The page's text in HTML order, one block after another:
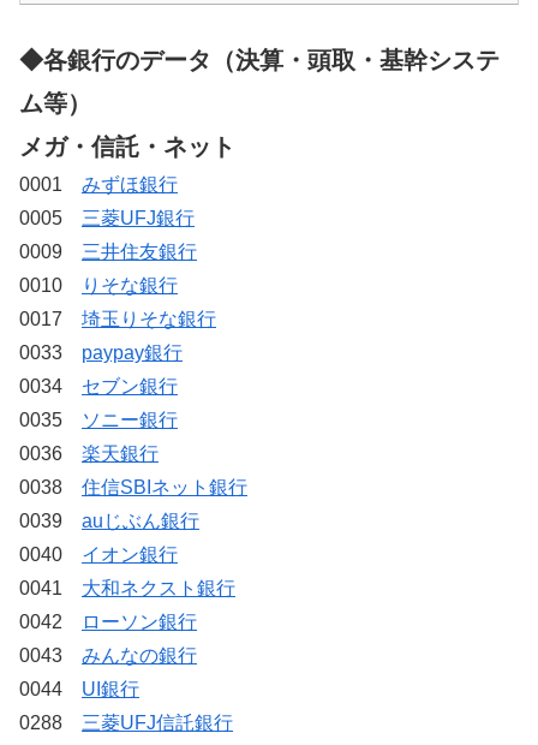
◆各銀行のデータ（決算・頭取・基幹システ
ム等）
メガ・信託・ネット
0001 みずほ銀行
0005 三菱UFJ銀行
0009 三井住友銀行
0010
りそな銀行
0017 埼玉りそな銀行
0033 paypay銀行
0034 セブン銀行
0035
ソニー銀行
0036 楽天銀行
0038 住信SBIネット銀行
0039 auじぶん銀行
0040 イオン銀行
0041 大和ネクスト銀行
0042
ローソン銀行
0043 みんなの銀行
0044 UI銀行
0288 三菱UFJ信託銀行